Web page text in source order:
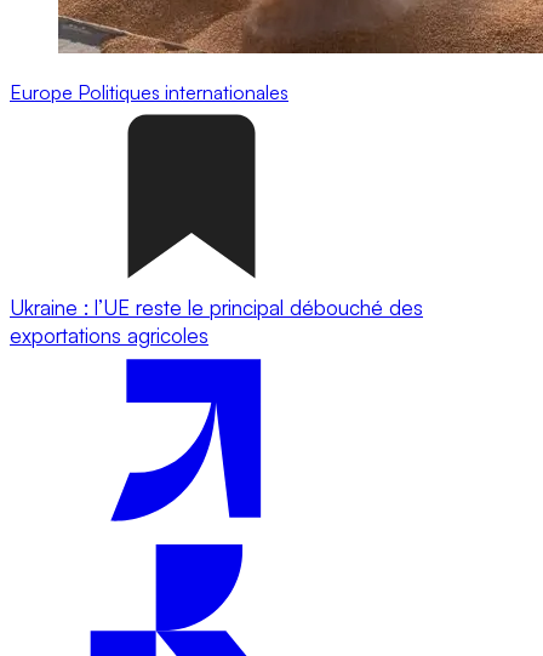
Europe Politiques internationales
Ukraine : l’UE reste le principal débouché des
exportations agricoles